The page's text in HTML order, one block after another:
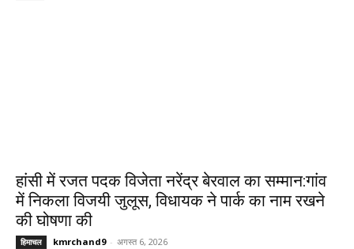
हांसी में रजत पदक विजेता नरेंद्र बेरवाल का सम्मान:गांव
में निकला विजयी जुलूस, विधायक ने पार्क का नाम रखने
की घोषणा की
हिमाचल kmrchand9 - अगस्त 6, 2026